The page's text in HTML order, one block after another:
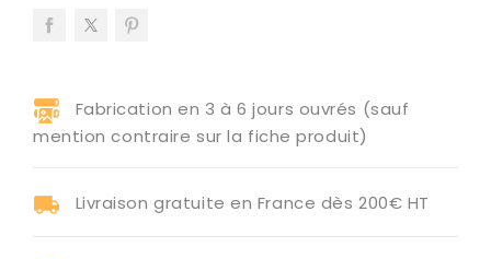
Fabrication en 3 à 6 jours ouvrés (sauf
mention contraire sur la fiche produit)
Livraison gratuite en France dès 200€ HT